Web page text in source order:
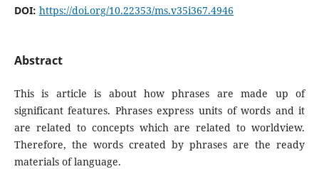
DOI: https://doi.org/10.22353/ms.v35i367.4946
Abstract
This is article is about how phrases are made up of
significant features. Phrases express units of words and it
are related to concepts which are related to worldview.
Therefore, the words created by phrases are the ready
materials of language.